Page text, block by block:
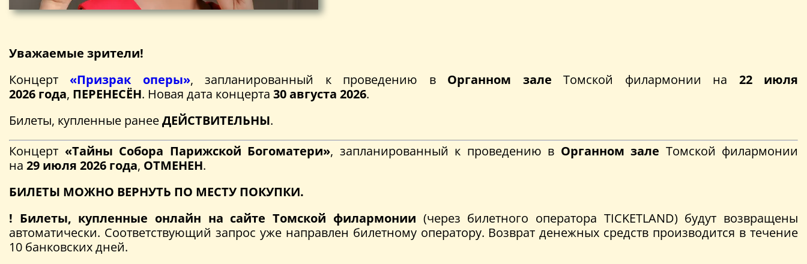
Уважаемые зрители!
Концерт«Призрак оперы», запланированный к проведению в Органном залеТомской филармонии на 22
июля
2026 года, ПЕРЕНЕСЁН. Новая дата концерта 30 августа 2026.
Билеты, купленные ранееДЕЙСТВИТЕЛЬНЫ.
Концерт «Тайны Собора Парижской Богоматери», запланированный к проведению в Органном зале Томской филармонии
на 29 июля 2026 года, ОТМЕНЕН.
БИЛЕТЫ МОЖНО ВЕРНУТЬ ПО МЕСТУ ПОКУПКИ.
! Билеты, купленные онлайн на сайте Томской филармонии (через билетного оператора TICKETLAND) будут возвращены
автоматически. Соответствующий запрос уже направлен билетному оператору. Возврат денежных средств производится в течение
10 банковских дней.